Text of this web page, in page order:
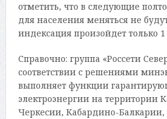
отметить, что в следующие
для населения меняться не
индексация произойдет только
Справочно: группа «Россети
соответствии с решениями
выполняет функции
электроэнергии на территории
Черкесии, Кабардино-Балкарии,